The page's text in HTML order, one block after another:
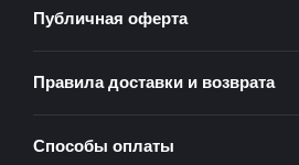
Публичная оферта
Правила доставки и возврата
Способы оплаты